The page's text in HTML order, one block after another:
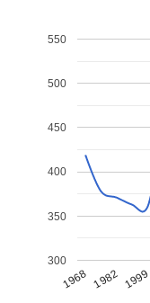
1968 1982 1999
300
350
400
450
500
550